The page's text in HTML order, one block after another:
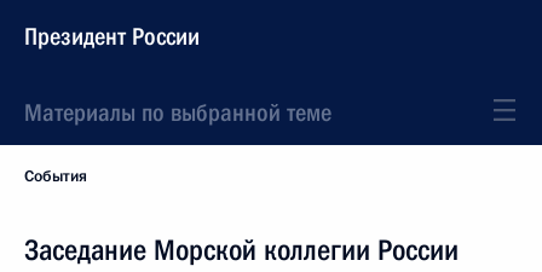
Президент России
Материалы по выбранной теме
События
Заседание Морской коллегии России